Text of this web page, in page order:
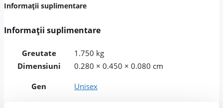
Informații suplimentare
Informații suplimentare
Greutate
1.750 kg
Dimensiuni
0.280 × 0.450 × 0.080 cm
Gen Unisex